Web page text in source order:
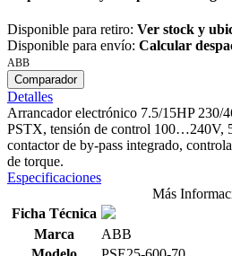
Disponible para retiro: Ver stock y
Disponible para envío: Calcular
ABB
Comparador
Detalles
Arrancador electrónico 7.5/15HP 230/
PSTX, tensión de control 100…240V,
contactor de by-pass integrado,
de torque.
Especificaciones
Más
Ficha Técnica
Marca
ABB